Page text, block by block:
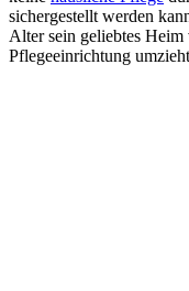
sichergestellt werden
Alter sein geliebtes Heim
Pflegeeinrichtung